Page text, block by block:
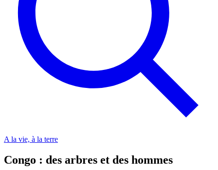
A la vie, à la terre
Congo : des arbres et des hommes